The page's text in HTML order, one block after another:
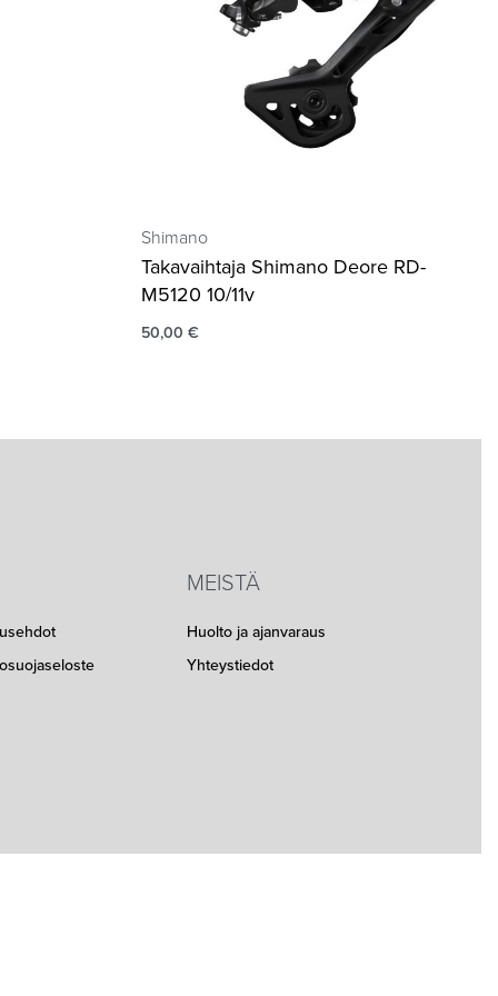
Shimano
Takavaihtaja Shimano Deore RD-
M5120 10/11v
50,00 €
MEISTÄ
Huolto ja ajanvaraus
Yhteystiedot